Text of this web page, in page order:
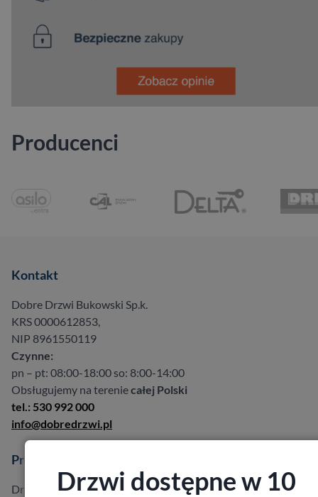
Producenci
Kontakt
Dobre Drzwi Bukowski Sp.k.
KRS 0000612853,
NIP 8961550119
Czynne:
pn – pt: 08:00-18:00 so: 8:00-14:00
Obsługujemy na tereniecałej Polski
tel.: 530 992 000
info@dobredrzwi.pl
Produkty
Drzwi w promocji do -40%
Drzwi dostępne w 10